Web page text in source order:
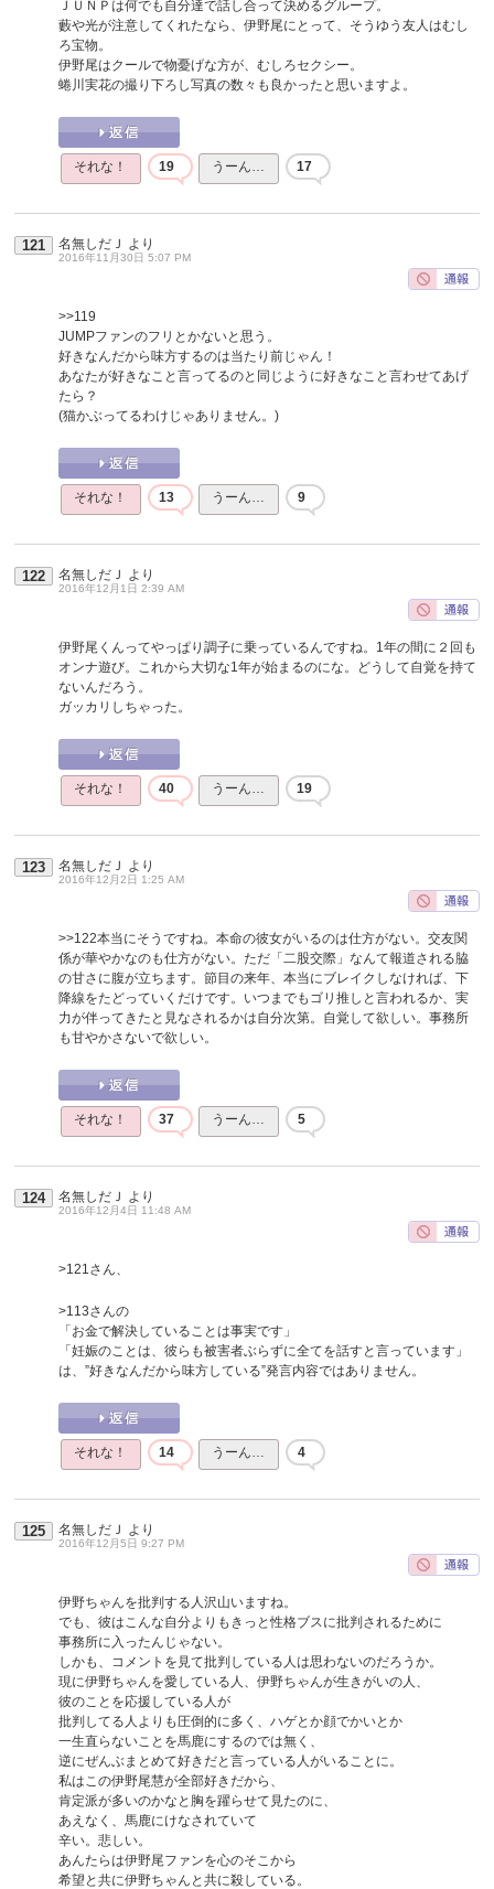
ＪＵＮＰは何でも自分達で話し合って決めるグループ。
藪や光が注意してくれたなら、伊野尾にとって、そうゆう友人はむし
ろ宝物。
伊野尾はクールで物憂げな方が、むしろセクシー。
蜷川実花の撮り下ろし写真の数々も良かったと思いますよ。
それな！ 19 うーん… 17
121 名無しだＪ より
2016年11月30日 5:07 PM
>>119
JUMPファンのフリとかないと思う。
好きなんだから味方するのは当たり前じゃん！
あなたが好きなこと言ってるのと同じように好きなこと言わせてあげ
たら？
(猫かぶってるわけじゃありません。)
それな！ 13 うーん… 9
122 名無しだＪ より
2016年12月1日 2:39 AM
伊野尾くんってやっぱり調子に乗っているんですね。1年の間に２回も
オンナ遊び。これから大切な1年が始まるのにな。どうして自覚を持て
ないんだろう。
ガッカリしちゃった。
それな！ 40 うーん… 19
123 名無しだＪ より
2016年12月2日 1:25 AM
>>122本当にそうですね。本命の彼女がいるのは仕方がない。交友関
係が華やかなのも仕方がない。ただ「二股交際」なんて報道される脇
の甘さに腹が立ちます。節目の来年、本当にブレイクしなければ、下
降線をたどっていくだけです。いつまでもゴリ推しと言われるか、実
力が伴ってきたと見なされるかは自分次第。自覚して欲しい。事務所
も甘やかさないで欲しい。
それな！ 37 うーん… 5
124 名無しだＪ より
2016年12月4日 11:48 AM
>121さん、
>113さんの
「お金で解決していることは事実です」
「妊娠のことは、彼らも被害者ぶらずに全てを話すと言っています」
は、”好きなんだから味方している”発言内容ではありません。
それな！ 14 うーん… 4
125 名無しだＪ より
2016年12月5日 9:27 PM
伊野ちゃんを批判する人沢山いますね。
でも、彼はこんな自分よりもきっと性格ブスに批判されるために
事務所に入ったんじゃない。
しかも、コメントを見て批判している人は思わないのだろうか。
現に伊野ちゃんを愛している人、伊野ちゃんが生きがいの人、
彼のことを応援している人が
批判してる人よりも圧倒的に多く、ハゲとか顔でかいとか
一生直らないことを馬鹿にするのでは無く、
逆にぜんぶまとめて好きだと言っている人がいることに。
私はこの伊野尾慧が全部好きだから、
肯定派が多いのかなと胸を躍らせて見たのに、
あえなく、馬鹿にけなされていて
辛い。悲しい。
あんたらは伊野尾ファンを心のそこから
希望と共に伊野ちゃんと共に殺している。